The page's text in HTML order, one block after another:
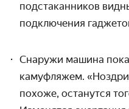
подстаканников
подключения
Снаружи машина
камуфляжем.
похоже, останутся